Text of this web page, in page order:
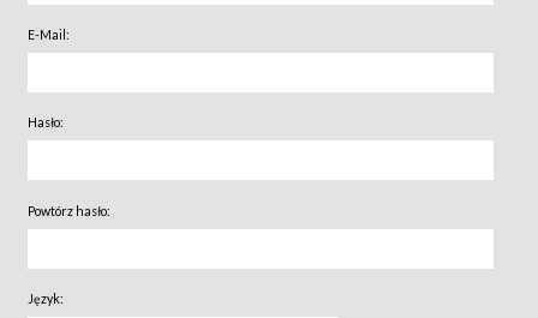
E-Mail:
Hasło:
Powtórz hasło:
Język: